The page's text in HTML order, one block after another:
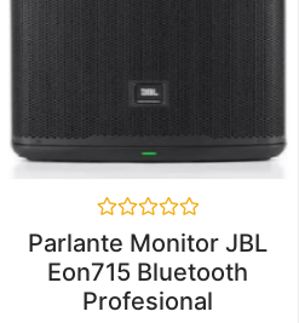
Valorado
en
0
5
Parlante Monitor JBL
Eon715 Bluetooth
Profesional